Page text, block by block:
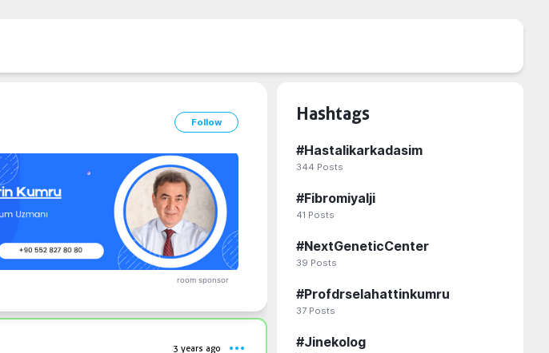
Follow
room sponsor
3 years ago
Hashtags
#Hastalikarkadasim
344 Posts
#Fibromiyalji
41 Posts
#NextGeneticCenter
39 Posts
#Profdrselahattinkumru
37 Posts
#Jinekolog